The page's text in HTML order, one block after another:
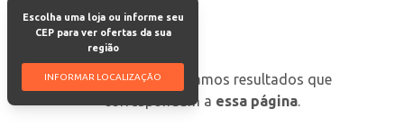
Escolha uma loja ou informe seu
CEP para ver ofertas da sua
região
INFORMAR LOCALIZAÇÃO
oops, não encontramos resultados que
correspondam a essa página.